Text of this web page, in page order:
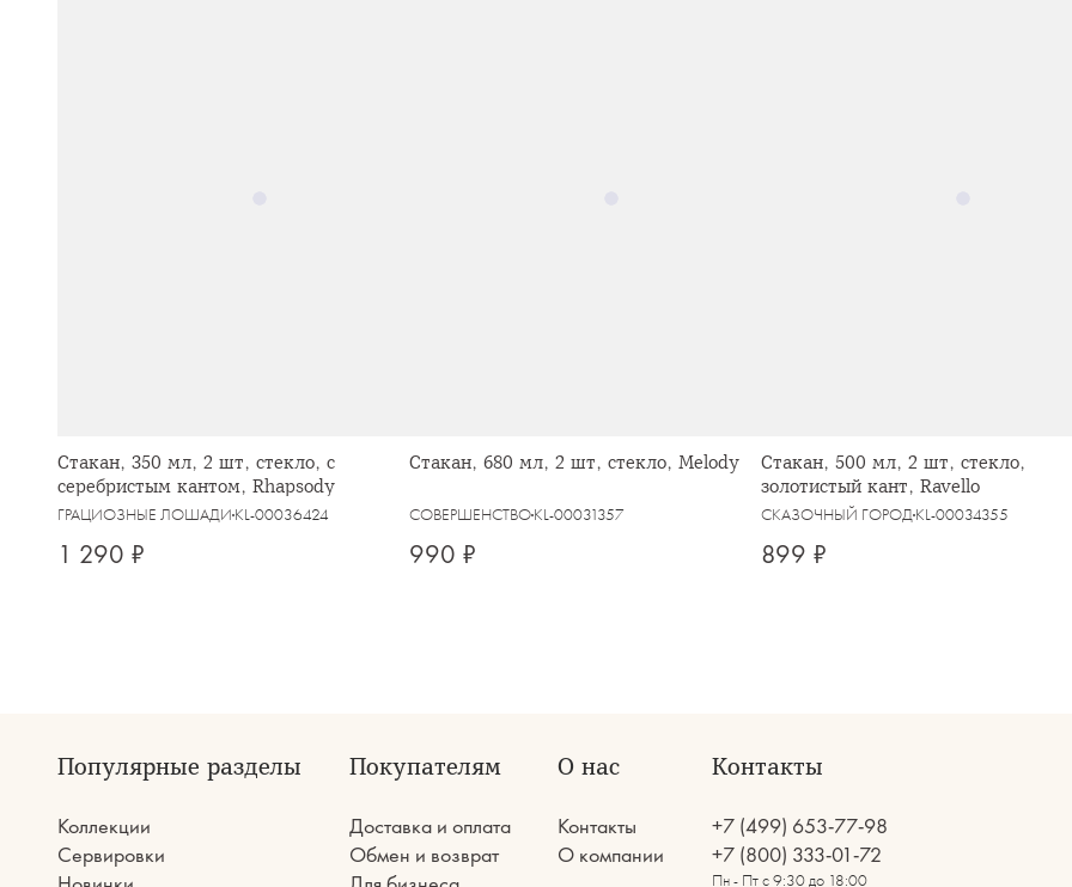
Стакан, 350 мл, 2 шт, стекло, с
серебристым кантом, Rhapsody
ГРАЦИОЗНЫЕ ЛОШАДИ KL-00036424
1 290 ₽
Стакан, 680 мл, 2 шт, стекло, Melody
СОВЕРШЕНСТВОKL-00031357
990 ₽
Стакан, 500 мл, 2 шт, стекло,
золотистый кант, Ravello
СКАЗОЧНЫЙ ГОРОДKL-00034355
899 ₽
Популярные разделы
Коллекции
Сервировки
Покупателям
Доставка и оплата
Обмен и возврат
О нас
Контакты
О компании
Контакты
+7 (499) 653-77-98
+7 (800) 333-01-72
Пн - Пт с 9:30 до 18:00